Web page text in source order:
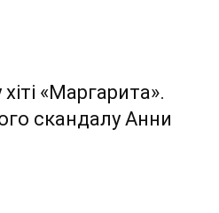
«Маргарита».
скандалу Анни